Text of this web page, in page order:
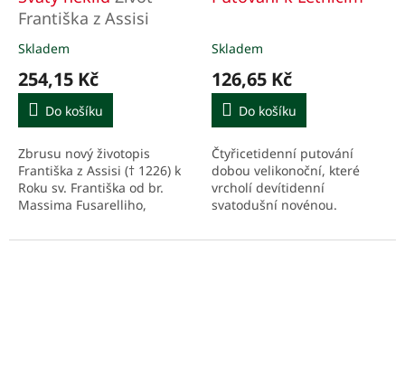
Františka z Assisi
Průměrné
produktu
5,0
5
hvězdiček.
Skladem
254,15 Kč
Do košíku
Zbrusu nový životopis
Františka z Assisi († 1226) k
Roku sv. Františka od br.
Massima Fusarelliho,
menších bratří.
Průměrné
produktu
4,6
5
hvězdiček.
Skladem
126,65 Kč
Do košíku
Čtyřicetidenní putování
dobou velikonoční, které
vrcholí devítidenní
svatodušní novénou.